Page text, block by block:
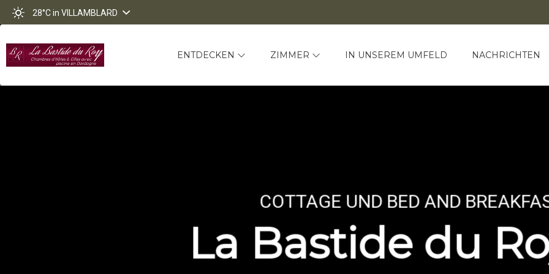
28°Cin VILLAMBLARD
ENTDECKEN ZIMMER IN UNSEREM UMFELD NACHRICHTEN
COTTAGE UND BED AND
La Bastide du